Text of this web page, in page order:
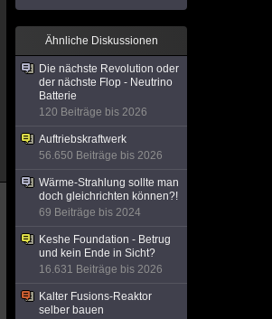
Ähnliche Diskussionen
Die nächste Revolution oder
der nächste Flop - Neutrino
Batterie
120 Beiträge bis 2026
Auftriebskraftwerk
56.650 Beiträge bis 2026
Wärme-Strahlung sollte man
doch gleichrichten können?!
69 Beiträge bis 2024
Keshe Foundation - Betrug
und kein Ende in Sicht?
16.631 Beiträge bis 2026
Kalter Fusions-Reaktor
selber bauen